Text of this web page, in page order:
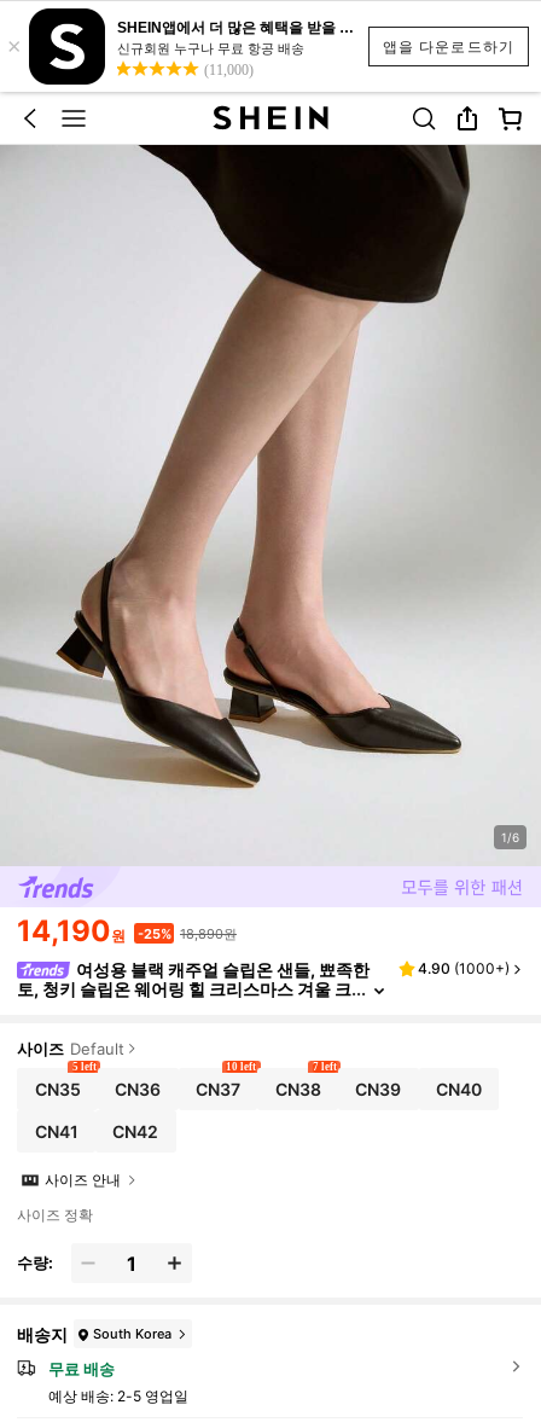
앱을 다운로드하기
×
SHEIN앱에서 더 많은 혜택을 받을 수 있어요.
신규회원 누구나 무료 항공 배송
(11,000)
1/6
14,190원 -25% 18,890원
여성용 블랙 캐주얼 슬립온 샌들, 뾰족한
토, 청키 슬립온 웨어링 힐 크리스마스 겨울 크
4.90 (1000+)
사이즈 Default
CN35
5 left
CN36 CN37
10 left
CN38
7 left
CN39 CN40
CN41 CN42
사이즈 안내
사이즈 정확
수량:
배송지 South Korea
무료 배송
예상 배송: 2-5 영업일